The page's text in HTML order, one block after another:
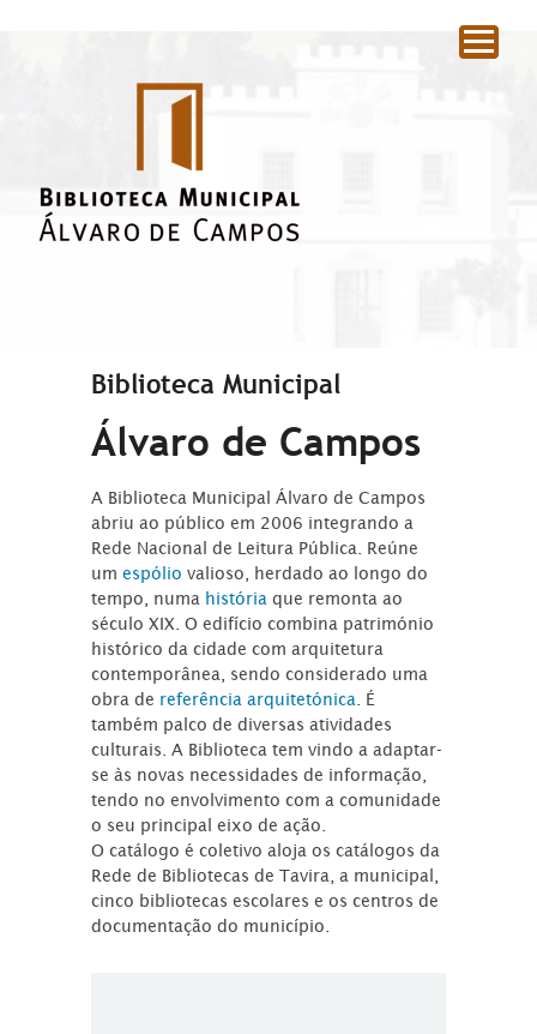
Biblioteca Municipal
Álvaro de Campos
A Biblioteca Municipal Álvaro de Campos
abriu ao público em 2006 integrando a
Rede Nacional de Leitura Pública. Reúne
umespóliovalioso, herdado ao longo do
tempo, numa história que remonta ao
século XIX. O edifício combina património
histórico da cidade com arquitetura
contemporânea, sendo considerado uma
obra de referência arquitetónica . É
também palco de diversas atividades
culturais. A Biblioteca tem vindo a adaptar-
se às novas necessidades de informação,
tendo no envolvimento com a comunidade
o seu principal eixo de ação.
O catálogo é coletivo aloja os catálogos da
Rede de Bibliotecas de Tavira, a municipal,
cinco bibliotecas escolares e os centros de
documentação do município.